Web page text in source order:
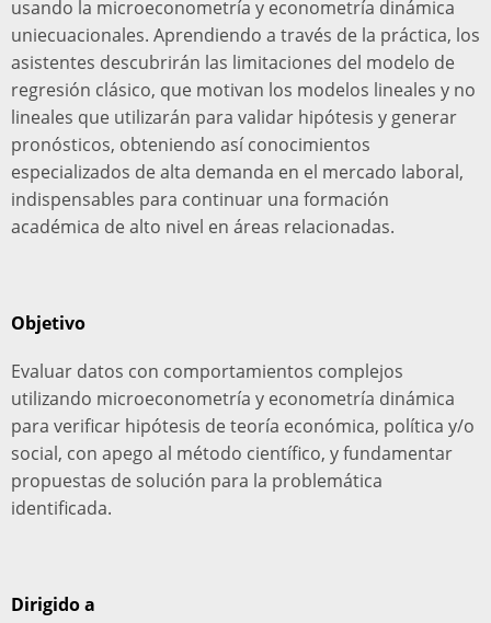
usando la microeconometría y econometría dinámica
uniecuacionales. Aprendiendo a través de la práctica, los
asistentes descubrirán las limitaciones del modelo de
regresión clásico, que motivan los modelos lineales y no
lineales que utilizarán para validar hipótesis y generar
pronósticos, obteniendo así conocimientos
especializados de alta demanda en el mercado laboral,
indispensables para continuar una formación
académica de alto nivel en áreas relacionadas.
Objetivo
Evaluar datos con comportamientos complejos
utilizando microeconometría y econometría dinámica
para verificar hipótesis de teoría económica, política y/o
social, con apego al método científico, y fundamentar
propuestas de solución para la problemática
identificada.
Dirigido a